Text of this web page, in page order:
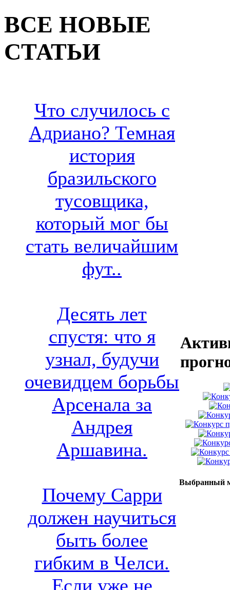
ВСЕ НОВЫЕ
СТАТЬИ
Что случилось с
Адриано? Темная
история
бразильского
тусовщика,
который мог бы
стать величайшим
фут..
Десять лет
спустя: что я
узнал, будучи
очевидцем борьбы
Арсенала за
Андрея
Аршавина.
Почему Сарри
должен научиться
быть более
гибким в Челси.
Если уже не
Выбранный